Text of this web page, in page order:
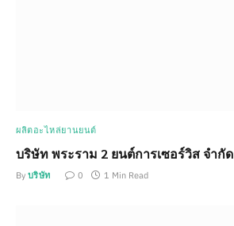
ผลิตอะไหล่ยานยนต์
บริษัท พระราม 2 ยนต์การเซอร์วิส จำกัด
By บริษัท 0 1 Min Read